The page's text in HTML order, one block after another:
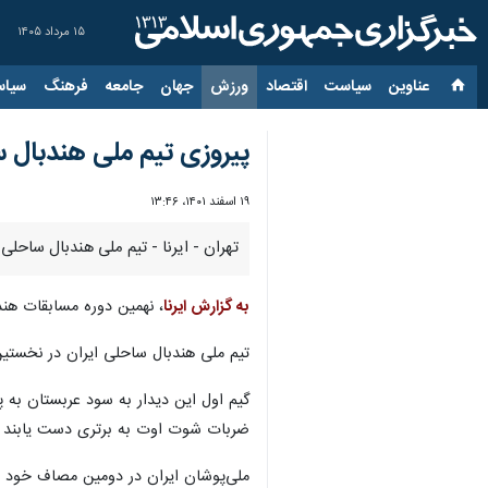
۱۵ مرداد ۱۴۰۵
عناوین‌ سیاست اقتصاد ورزش جهان جامعه فرهنگ
پیروزی تیم ملی هندبال
۱۹ اسفند ۱۴۰۱، ۱۳:۴۶